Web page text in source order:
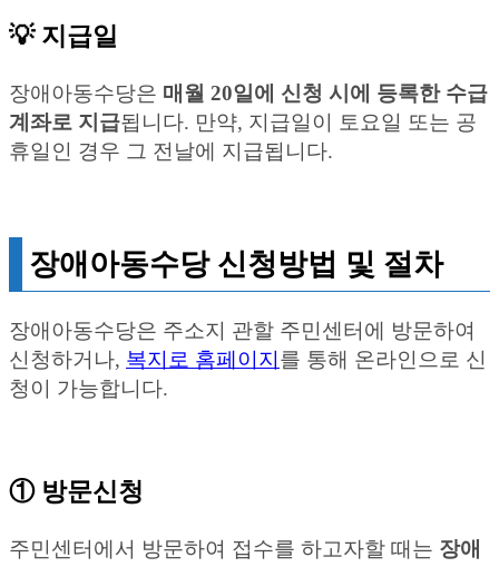
💡 지급일
장애아동수당은 매월 20일에 신청 시에 등록한 수급
계좌로 지급됩니다. 만약, 지급일이 토요일 또는 공
휴일인 경우 그 전날에 지급됩니다.
장애아동수당 신청방법 및 절차
장애아동수당은 주소지 관할 주민센터에 방문하여
신청하거나, 복지로 홈페이지 를 통해 온라인으로 신
청이 가능합니다.
① 방문신청
주민센터에서 방문하여 접수를 하고자할 때는 장애